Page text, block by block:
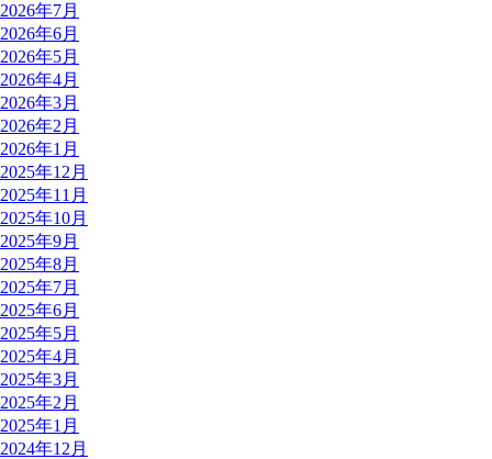
2026年7月
2026年6月
2026年5月
2026年4月
2026年3月
2026年2月
2026年1月
2025年12月
2025年11月
2025年10月
2025年9月
2025年8月
2025年7月
2025年6月
2025年5月
2025年4月
2025年3月
2025年2月
2025年1月
2024年12月